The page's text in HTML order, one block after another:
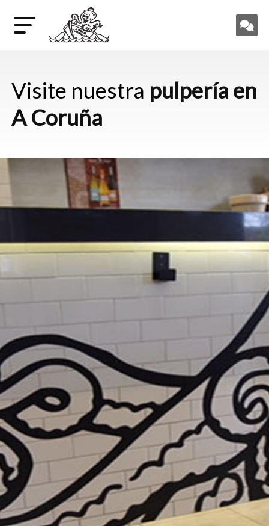
Visite nuestra pulpería en
A Coruña